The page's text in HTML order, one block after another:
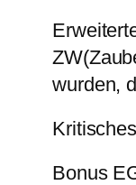
wurden,
Bonus